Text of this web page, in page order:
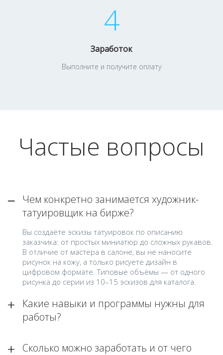
4
Заработок
Выполните и получите оплату
Частые вопросы
Чем конкретно занимается художник-
татуировщик на бирже?
Вы создаёте эскизы татуировок по описанию
заказчика: от простых миниатюр до сложных рукавов.
В отличие от мастера в салоне, вы не наносите
рисунок на кожу, а только рисуете дизайн в
цифровом формате. Типовые объёмы — от одного
рисунка до серии из 10–15 эскизов для каталога.
Какие навыки и программы нужны для
работы?
Сколько можно заработать и от чего